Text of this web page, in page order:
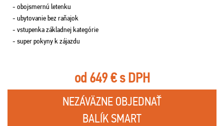
- obojsmernú letenku
- ubytovanie bez raňajok
- vstupenka základnej kategórie
- super pokyny k zájazdu
od 649 € s DPH
NEZÁVÄZNE OBJEDNAŤ
BALÍK SMART